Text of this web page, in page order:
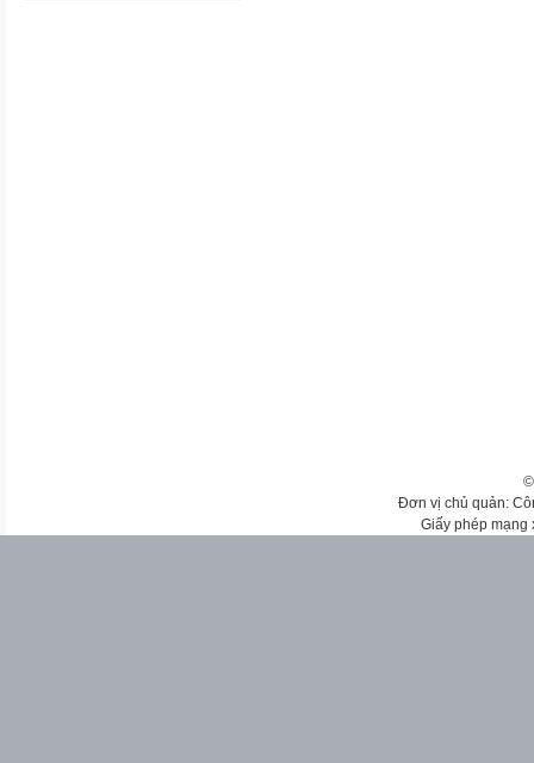
Đơn vị chủ quản:
Giấy phép mạng